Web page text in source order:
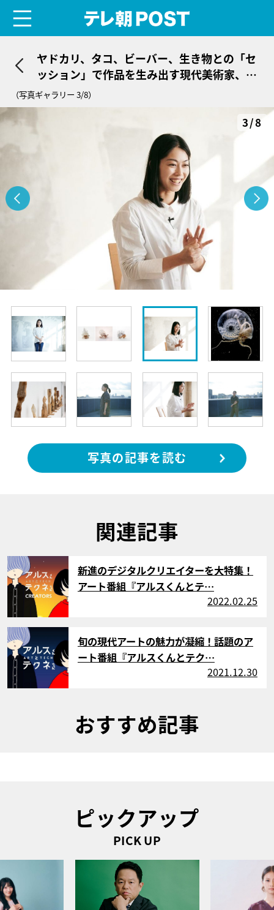
ヤドカリ、タコ、ビーバー、生き物との「セ
ッション」で作品を生み出す現代美術家、A
KI INOMATAの発想の源を探る
（写真ギャラリー 3/8）
3/8
写真の記事を読む
関連記事
サムネイル
新進のデジタルクリエイターを大特集！
アート番組『アルスくんとテ…
2022.02.25
サムネイル
旬の現代アートの魅力が凝縮！話題のア
ート番組『アルスくんとテク…
2021.12.30
おすすめ記事
ピックアップ
PICK UP